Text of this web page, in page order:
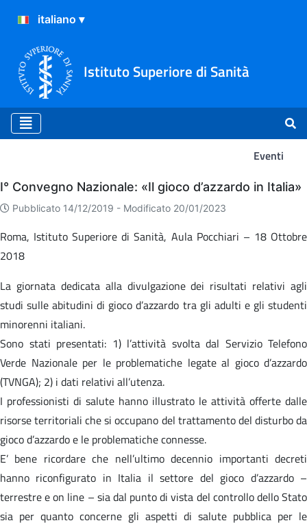
Istituto Superiore di Sanità
Eventi
Eventi
I° Convegno Nazionale: «Il gioco d’azzardo in Italia»
Pubblicato 14/12/2019 - Modificato 20/01/2023
Roma, Istituto Superiore di Sanità, Aula Pocchiari – 18 Ottobre
2018
La giornata dedicata alla divulgazione dei risultati relativi agli
studi sulle abitudini di gioco d’azzardo tra gli adulti e gli studenti
minorenni italiani.
Sono stati presentati: 1) l’attività svolta dal Servizio Telefono
Verde Nazionale per le problematiche legate al gioco d’azzardo
(TVNGA); 2) i dati relativi all’utenza.
I professionisti di salute hanno illustrato le attività offerte dalle
risorse territoriali che si occupano del trattamento del disturbo da
gioco d’azzardo e le problematiche connesse.
E’ bene ricordare che nell’ultimo decennio importanti decreti
hanno riconfigurato in Italia il settore del gioco d’azzardo –
terrestre e on line – sia dal punto di vista del controllo dello Stato
sia per quanto concerne gli aspetti di salute pubblica per le